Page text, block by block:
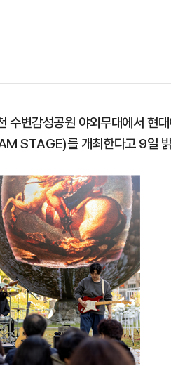
변감성공원 야외무대에서 현
STAGE)를 개최한다고 9일
1
2
3
4